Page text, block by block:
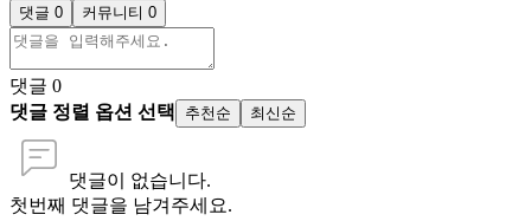
댓글 0 커뮤니티 0
댓글 0
댓글 정렬 옵션 선택
추천순 최신순
댓글이 없습니다.
첫번째 댓글을 남겨주세요.